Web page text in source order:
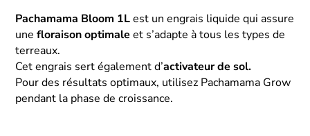
Pachamama Bloom 1Lest un engrais liquide qui assure
unefloraison optimale et s’adapte à tous les types de
terreaux.
Cet engrais sert également d’activateur de sol.
Pour des résultats optimaux, utilisez Pachamama Grow
pendant la phase de croissance.